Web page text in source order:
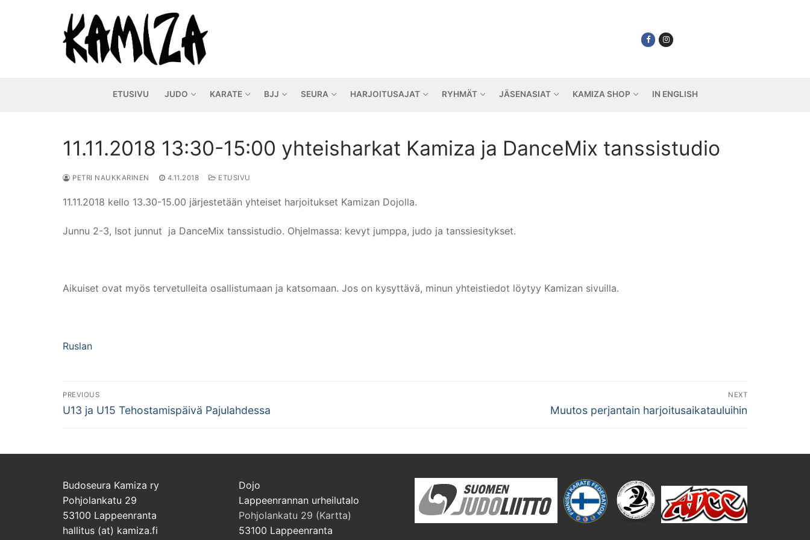
ETUSIVU JUDO KARATE BJJ SEURA HARJOITUSAJAT RYHMÄT JÄSENASIAT KAMIZA SHOP IN ENGLISH
11.11.2018 13:30-15:00 yhteisharkat Kamiza ja DanceMix tanssistudio
PETRI NAUKKARINEN 4.11.2018 ETUSIVU
11.11.2018 kello 13.30-15.00 järjestetään yhteiset harjoitukset Kamizan Dojolla.
Junnu 2-3, Isot junnut ja DanceMix tanssistudio. Ohjelmassa: kevyt jumppa, judo ja tanssiesitykset.
Aikuiset ovat myös tervetulleita osallistumaan ja katsomaan. Jos on kysyttävä, minun yhteistiedot löytyy Kamizan sivuilla.
Ruslan
Artikkelien
selaus
PREVIOUS
Previous
U13 ja U15 Tehostamispäivä Pajulahdessa
NEXT
Next
Muutos perjantain harjoitusaikatauluihin
Budoseura Kamiza ry
Pohjolankatu 29
53100 Lappeenranta
hallitus (at) kamiza.fi
Dojo
Lappeenrannan urheilutalo
Pohjolankatu 29 (Kartta)
53100 Lappeenranta